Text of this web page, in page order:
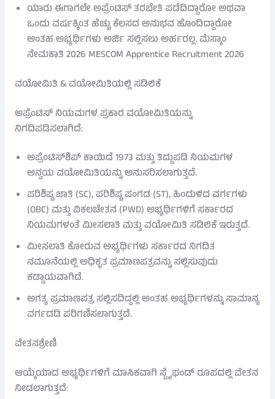
ಯಾರು ಈಗಾಗಲೇ ಅಪ್ರೆಂಟಿಸ್ ತರಬೇತಿ ಪಡೆದಿದ್ದಾರೋ ಅಥವಾ
ಒಂದು ವರ್ಷಕ್ಕಿಂತ ಹೆಚ್ಚು ಕೆಲಸದ ಅನುಭವ ಹೊಂದಿದ್ದಾರೋ
ಅಂತಹ ಅಭ್ಯರ್ಥಿಗಳು ಅರ್ಜಿ ಸಲ್ಲಿಸಲು ಅರ್ಹರಲ್ಲ. ಮೆಸ್ಕಾಂ
ನೇಮಕಾತಿ 2026 MESCOM Apprentice Recruitment 2026
ವಯೋಮಿತಿ & ವಯೋಮಿತಿಯಲ್ಲಿ ಸಡಿಲಿಕೆ
ಅಪ್ರೆಂಟಿಸ್ ನಿಯಮಗಳ ಪ್ರಕಾರ ವಯೋಮಿತಿಯನ್ನು
ನಿಗದಿಪಡಿಸಲಾಗಿದೆ:
ಅಪ್ರೆಂಟಿಸ್‌ಶಿಪ್ ಕಾಯಿದೆ 1973 ಮತ್ತು ತಿದ್ದುಪಡಿ ನಿಯಮಗಳ
ಅನ್ವಯ ವಯೋಮಿತಿಯನ್ನು ಅನುಸರಿಸಲಾಗುತ್ತದೆ.
ಪರಿಶಿಷ್ಟ ಜಾತಿ (SC), ಪರಿಶಿಷ್ಟ ಪಂಗಡ (ST), ಹಿಂದುಳಿದ ವರ್ಗಗಳು
(OBC) ಮತ್ತು ವಿಕಲಚೇತನ (PWD) ಅಭ್ಯರ್ಥಿಗಳಿಗೆ ಸರ್ಕಾರದ
ನಿಯಮಗಳಂತೆ ಮೀಸಲಾತಿ ಮತ್ತು ವಯೋಮಿತಿ ಸಡಿಲಿಕೆ ಇರುತ್ತದೆ.
ಮೀಸಲಾತಿ ಕೋರುವ ಅಭ್ಯರ್ಥಿಗಳು ಸರ್ಕಾರದ ನಿಗದಿತ
ನಮೂನೆಯಲ್ಲಿ ಅಧಿಕೃತ ಪ್ರಮಾಣಪತ್ರವನ್ನು ಸಲ್ಲಿಸುವುದು
ಕಡ್ಡಾಯವಾಗಿದೆ.
ಅಗತ್ಯ ಪ್ರಮಾಣಪತ್ರ ಸಲ್ಲಿಸದಿದ್ದಲ್ಲಿ ಅಂತಹ ಅಭ್ಯರ್ಥಿಗಳನ್ನು ಸಾಮಾನ್ಯ
ವರ್ಗದಡಿ ಪರಿಗಣಿಸಲಾಗುತ್ತದೆ.
ವೇತನಶ್ರೇಣಿ
ಆಯ್ಕೆಯಾದ ಅಭ್ಯರ್ಥಿಗಳಿಗೆ ಮಾಸಿಕವಾಗಿ ಸ್ಟೈಫಂಡ್ ರೂಪದಲ್ಲಿ ವೇತನ
ನೀಡಲಾಗುತ್ತದೆ: